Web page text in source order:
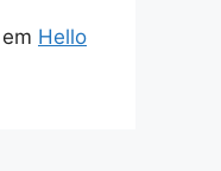
em Hello